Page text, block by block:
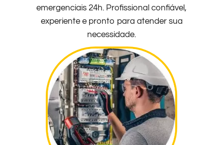
emergenciais 24h. Profissional confiável,
experiente e pronto para atender sua
necessidade.